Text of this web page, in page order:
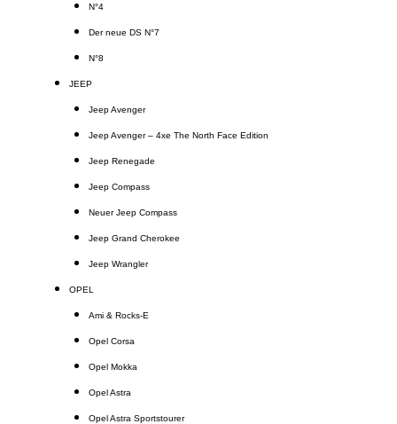
N°4
Der neue DS N°7
N°8
JEEP
Jeep Avenger
Jeep Avenger – 4xe The North Face Edition
Jeep Renegade
Jeep Compass
Neuer Jeep Compass
Jeep Grand Cherokee
Jeep Wrangler
OPEL
Ami & Rocks-E
Opel Corsa
Opel Mokka
Opel Astra
Opel Astra Sportstourer